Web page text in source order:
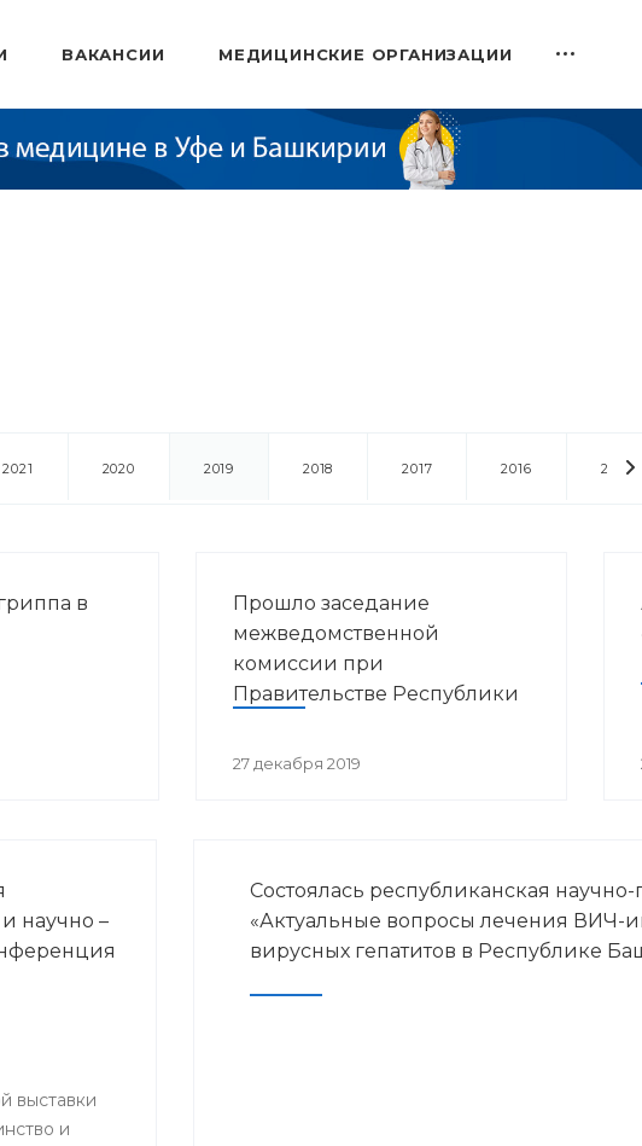
ВАКАНСИИ МЕДИЦИНСКИЕ ОРГАНИЗАЦИИ
2021 2020 2019 2018 2017 2016 2014
в
Прошло заседание
межведомственной
комиссии при
Правительстве Республики
предупреждения
27 декабря 2019
научно –
выставки
и
Состоялась республиканская
«Актуальные вопросы лечения ВИЧ-
вирусных гепатитов в Республике